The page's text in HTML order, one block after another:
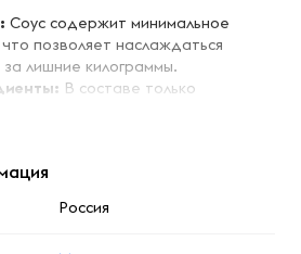
Соус содержит минимальное
позволяет наслаждаться
лишние килограммы.
В составе только
мясные, овощные и другие
Идеально подходит для тех, кто
Россия